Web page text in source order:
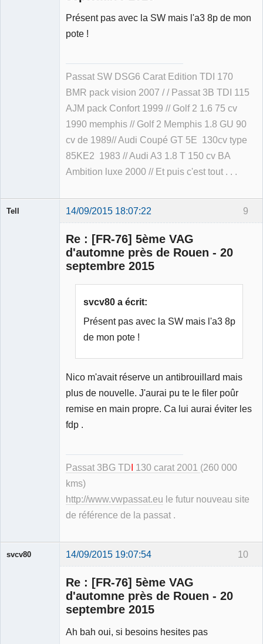
Présent pas avec la SW mais l'a3 8p de mon
pote !
Passat SW DSG6 Carat Edition TDI 170
BMR pack vision 2007 / / Passat 3B TDI 115
AJM pack Confort 1999 // Golf 2 1.6 75 cv
1990 memphis // Golf 2 Memphis 1.8 GU 90
cv de 1989// Audi Coupé GT 5E 130cv type
85KE2 1983 // Audi A3 1.8 T 150 cv BA
Ambition luxe 2000 // Et puis c'est tout . . .
9
Tell 14/09/2015 18:07:22
Re : [FR-76] 5ème VAG
d'automne près de Rouen - 20
septembre 2015
svcv80 a écrit:
Présent pas avec la SW mais l'a3 8p
de mon pote !
Nico m'avait réserve un antibrouillard mais
plus de nouvelle. J'aurai pu te le filer poûr
remise en main propre. Ca lui aurai éviter les
fdp .
Passat 3BG TD 130 carat 2001 (260 000
kms)
http://www.vwpassat.eu le futur nouveau site
de référence de la passat .
10
svcv80 14/09/2015 19:07:54
Re : [FR-76] 5ème VAG
d'automne près de Rouen - 20
septembre 2015
Ah bah oui, si besoins hesites pas